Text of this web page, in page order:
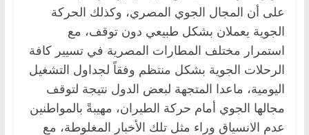
على أن المجال الجوي المصري، وكذلك الحركة
الجوية يعملان بشكل طبيعي دون توقف، مع
استمرار مختلف المطارات المصرية في تسيير كافة
الرحلات الجوية بشكل منتظم وفقاً لجداول التشغيل
اليومية، ماعدا المتجهة لبعض الدول نتيجة لتوقف
مجالها الجوي أمام حركة الطيران، مهيبةً بالمواطنين
عدم الانسياق وراء مثل تلك الأخبار المغلوطة، مع